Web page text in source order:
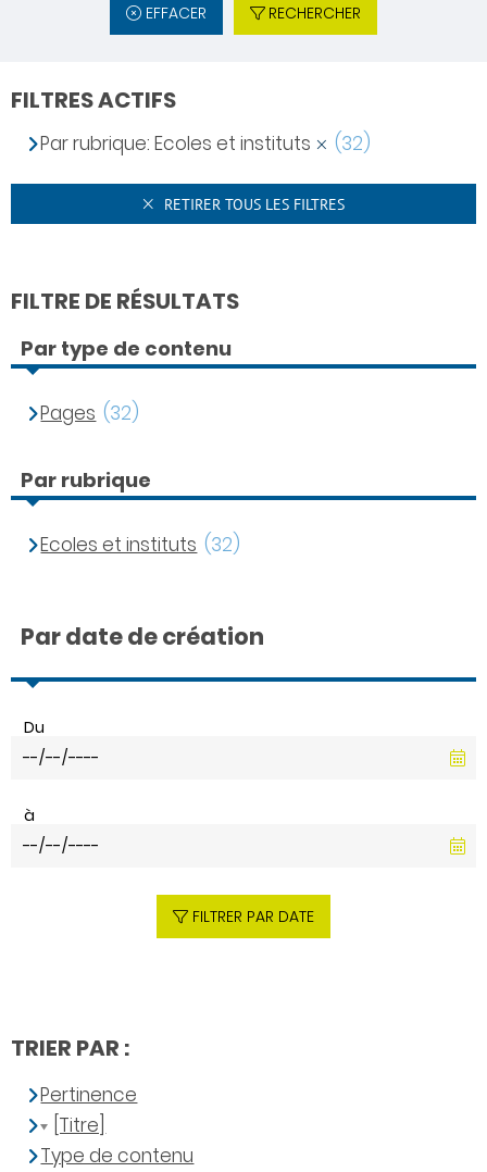
EFFACER RECHERCHER
FILTRES ACTIFS
Par rubrique: Ecoles et instituts (32)
RETIRER TOUS LES FILTRES
FILTRE DE RÉSULTATS
Par type de contenu
Pages (32)
Par rubrique
Ecoles et instituts (32)
Par date de création
Du
à
FILTRER PAR DATE
TRIER PAR :
Pertinence
[Titre]
Type de contenu